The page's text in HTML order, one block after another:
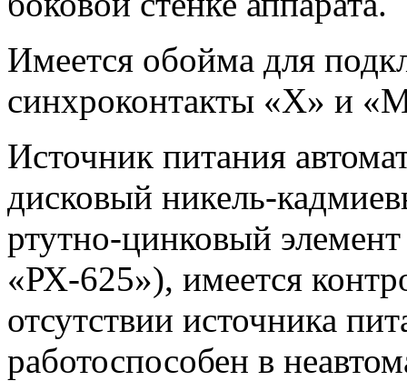
Имеется обойма для
синхроконтакты «Х» и
Источник питания
дисковый никель-
ртутно-цинковый
«РХ-625»), имеется
отсутствии источника
работоспособен в